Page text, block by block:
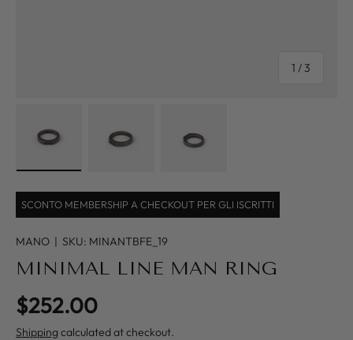
1 / of
3
SCONTO MEMBERSHIP A CHECKOUT PER GLI ISCRITTI
MANO | SKU: MINANTBFE_19
MINIMAL LINE MAN RING
Regular price
$252.00
Shipping calculated at checkout.